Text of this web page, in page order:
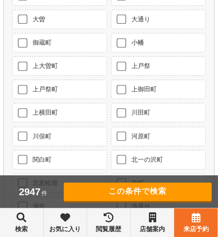
大曽 大通り
御蔵町 小幡
上大曽町 上戸祭
上戸祭町 上御田町
上横田町 川田町
川俣町 河原町
関白町 北一の沢町
北若松原 京町
清住 清原台
越戸町
2947件
検索 お気に入り 閲覧履歴 店舗案内 来店予約